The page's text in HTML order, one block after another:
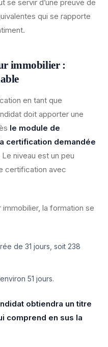
se servir d’une preuve de
qui se rapporte
immobilier :
en tant que
doit apporter une
le module de
certification demandée
Le niveau est un peu
certification avec
immobilier, la formation se
de 31 jours, soit 238
51 jours.
obtiendra un titre
comprend en sus la